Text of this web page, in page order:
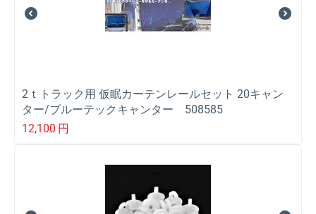
2ｔトラック用 仮眠カーテンレールセット 20キャン
ター/ブルーテックキャンター 508585
12,100 円